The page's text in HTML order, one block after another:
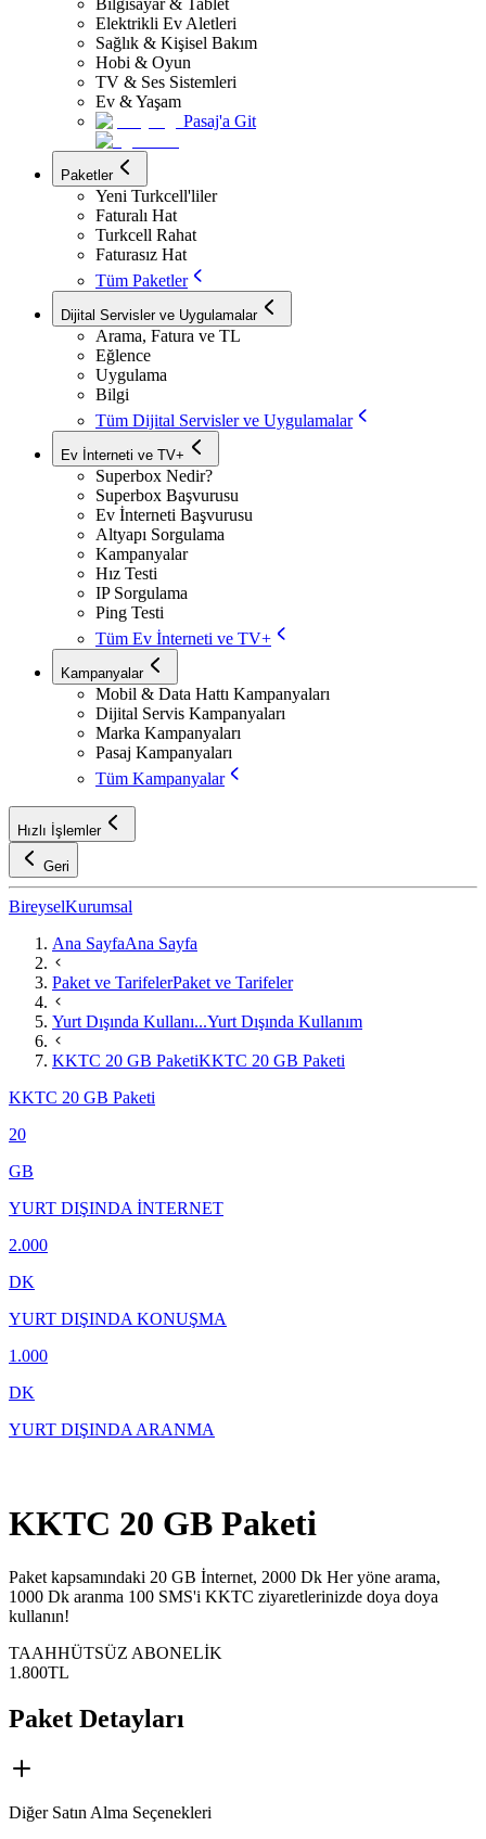
Bilgisayar & Tablet
Elektrikli Ev Aletleri
Sağlık & Kişisel Bakım
Hobi & Oyun
TV & Ses Sistemleri
Ev & Yaşam
Pasaj'a Git
Paketler
Yeni Turkcell'liler
Faturalı Hat
Turkcell Rahat
Faturasız Hat
Tüm Paketler
Dijital Servisler ve Uygulamalar
Arama, Fatura ve TL
Eğlence
Uygulama
Bilgi
Tüm Dijital Servisler ve Uygulamalar
Ev İnterneti ve TV+
Superbox Nedir?
Superbox Başvurusu
Ev İnterneti Başvurusu
Altyapı Sorgulama
Kampanyalar
Hız Testi
IP Sorgulama
Ping Testi
Tüm Ev İnterneti ve TV+
Kampanyalar
Mobil & Data Hattı Kampanyaları
Dijital Servis Kampanyaları
Marka Kampanyaları
Pasaj Kampanyaları
Tüm Kampanyalar
Hızlı İşlemler
Geri
BireyselKurumsal
Ana SayfaAna Sayfa
Paket ve TarifelerPaket ve Tarifeler
Yurt Dışında Kullanı...Yurt Dışında Kullanım
KKTC 20 GB PaketiKKTC 20 GB Paketi
KKTC 20 GB Paketi
20
GB
YURT DIŞINDA İNTERNET
2.000
DK
YURT DIŞINDA KONUŞMA
1.000
DK
YURT DIŞINDA ARANMA
KKTC 20 GB Paketi
​​​​​​​​Paket kapsamındaki 20 GB İnternet, 2000 Dk Her yöne arama,
1000 Dk aranma 100 SMS'i KKTC ziyaretlerinizde doya doya
kullanın!
TAAHHÜTSÜZ ABONELİK
1.800TL
Paket Detayları
Diğer Satın Alma Seçenekleri